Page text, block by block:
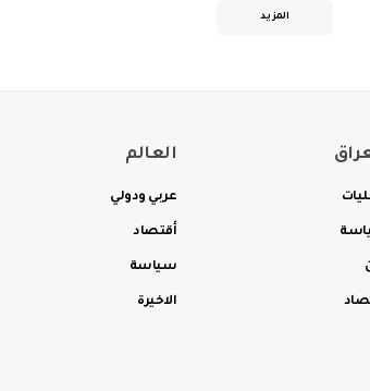
المزيد
العالم
عربي ودولي
أقتصاد
سياسة
الاخيرة